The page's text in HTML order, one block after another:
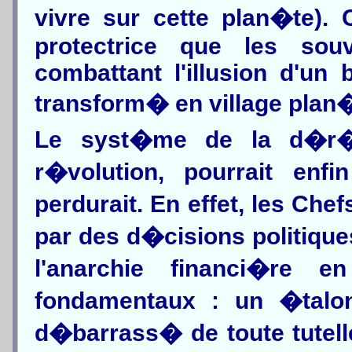
vivre sur cette plan�te).
protectrice que les
combattant l'illusion d'un
transform� en village
Le syst�me de la
r�volution, pourrait
perdurait. En effet, les
par des d�cisions
l'anarchie financi�re
fondamentaux : un
d�barrass� de toute